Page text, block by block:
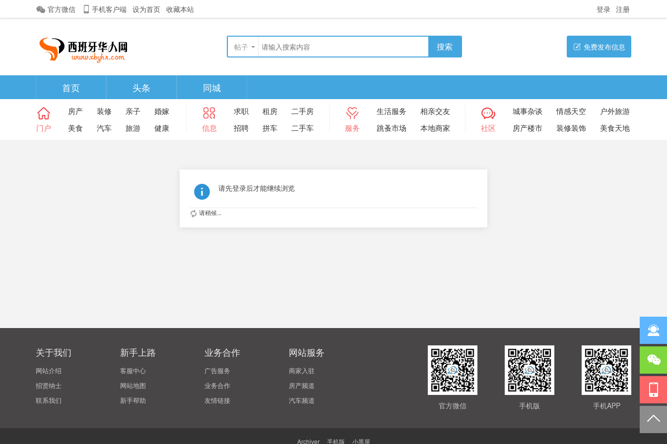
官方微信 手机客户端 设为首页 收藏本站 登录 注册
帖子 搜索 免费发布信息
首页 头条 同城
门户
房产 装修 亲子
婚嫁
美食
汽车 旅游 健康 信息
求职 租房
二手房
招聘
拼车 二手车 服务
生活服务
相亲交友
跳蚤市场
本地商家 社区
城事杂谈 情感天空
户外旅游
房产楼市
装修装饰 美食天地
请先登录后才能继续浏览
请稍候...
关于我们
网站介绍
招贤纳士
联系我们
新手上路
客服中心
网站地图
新手帮助
业务合作
广告服务
业务合作
友情链接
网站服务
商家入驻
房产频道
汽车频道
手机APP
手机版
官方微信
Archiver 手机版 小黑屋